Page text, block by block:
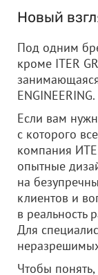
Новый
Под одним
кроме ITER
ENGINEERING.
Если вам
с которого
компания
опытные
на
клиентов и
в реальность
Для
Чтобы